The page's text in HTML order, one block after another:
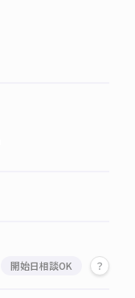
開始日相談OK